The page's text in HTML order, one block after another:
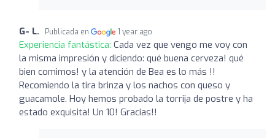
G- L. Publicada en 1 year ago
Experiencia fantástica: Cada vez que vengo me voy con
la misma impresión y diciendo: qué buena cerveza! qué
bien comimos! y la atención de Bea es lo más !!
Recomiendo la tira brinza y los nachos con queso y
guacamole. Hoy hemos probado la torrija de postre y ha
estado exquisita! Un 10! Gracias!!